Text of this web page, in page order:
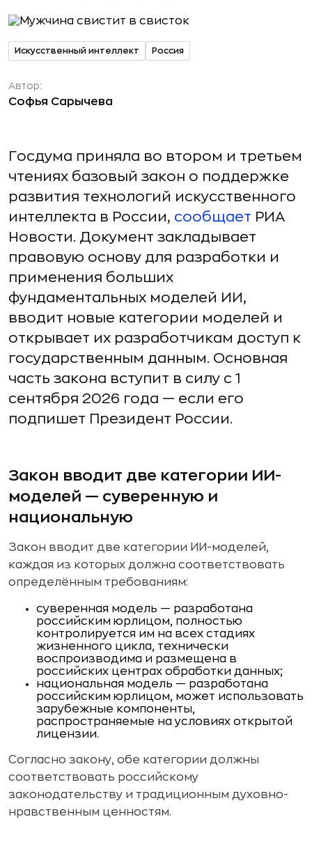
Искусственный интеллект Россия
Автор:
Софья Сарычева
Госдума приняла во втором и третьем
чтениях базовый закон о поддержке
развития технологий искусственного
интеллекта в России, сообщает РИА
Новости. Документ закладывает
правовую основу для разработки и
применения больших
фундаментальных моделей ИИ,
вводит новые категории моделей и
открывает их разработчикам доступ к
государственным данным. Основная
часть закона вступит в силу с 1
сентября 2026 года — если его
подпишет Президент России.
Закон вводит две категории ИИ-
моделей — суверенную и
национальную
Закон вводит две категории ИИ-моделей,
каждая из которых должна соответствовать
определённым требованиям:
суверенная модель — разработана
российским юрлицом, полностью
контролируется им на всех стадиях
жизненного цикла, технически
воспроизводима и размещена в
российских центрах обработки данных;
национальная модель — разработана
российским юрлицом, может использовать
зарубежные компоненты,
распространяемые на условиях открытой
лицензии.
Согласно закону, обе категории должны
соответствовать российскому
законодательству и традиционным духовно-
нравственным ценностям.